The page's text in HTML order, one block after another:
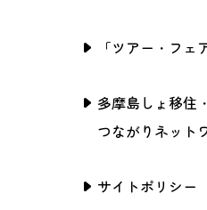
「ツアー・フ
多摩島しょ移住
つながりネット
サイトポリシー